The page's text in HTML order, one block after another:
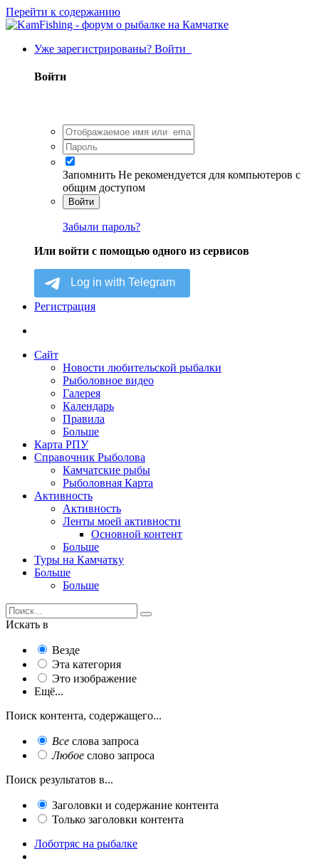
Перейти к содержанию
Уже зарегистрированы? Войти
Войти
Запомнить Не рекомендуется для компьютеров с
общим доступом
Войти
Забыли пароль?
Или войти с помощью одного из сервисов
Регистрация
Сайт
Новости любительской рыбалки
Рыболовное видео
Галерея
Календарь
Правила
Больше
Карта РПУ
Справочник Рыболова
Камчатские рыбы
Рыболовная Карта
Активность
Активность
Ленты моей активности
Основной контент
Больше
Туры на Камчатку
Больше
Больше
Искать в
Везде
Эта категория
Это изображение
Ещё...
Поиск контента, содержащего...
Все слова запроса
Любое слово запроса
Поиск результатов в...
Заголовки и содержание контента
Только заголовки контента
Лоботряс на рыбалке